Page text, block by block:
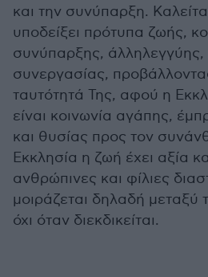
και την συνύπαρξη.
υποδείξει πρότυπα ζωής,
συνύπαρξης, άλληλεγγύης,
συνεργασίας,
ταυτότητά Της, αφού η
είναι κοινωνία αγάπης,
και θυσίας προς τον
Εκκλησία η ζωή έχει αξία
ανθρώπινες και φίλιες
μοιράζεται δηλαδή
όχι όταν διεκδικείται.